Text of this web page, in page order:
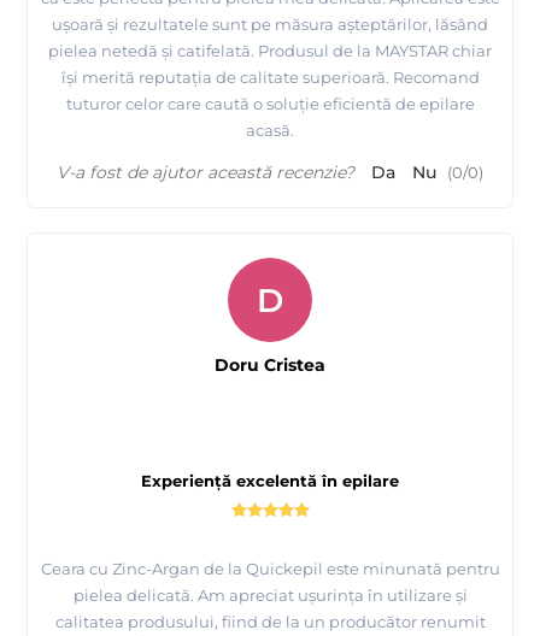
ușoară și rezultatele sunt pe măsura așteptărilor, lăsând
pielea netedă și catifelată. Produsul de la MAYSTAR chiar
își merită reputația de calitate superioară. Recomand
tuturor celor care caută o soluție eficientă de epilare
acasă.
V-a fost de ajutor această recenzie? Da Nu (0/0)
Experiență excelentă în epilare
Ceara cu Zinc-Argan de la Quickepil este minunată pentru
pielea delicată. Am apreciat ușurința în utilizare și
calitatea produsului, fiind de la un producător renumit
D
Doru Cristea